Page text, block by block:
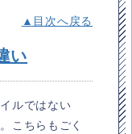
▲目次へ戻る
い
ルではない
こちらもごく